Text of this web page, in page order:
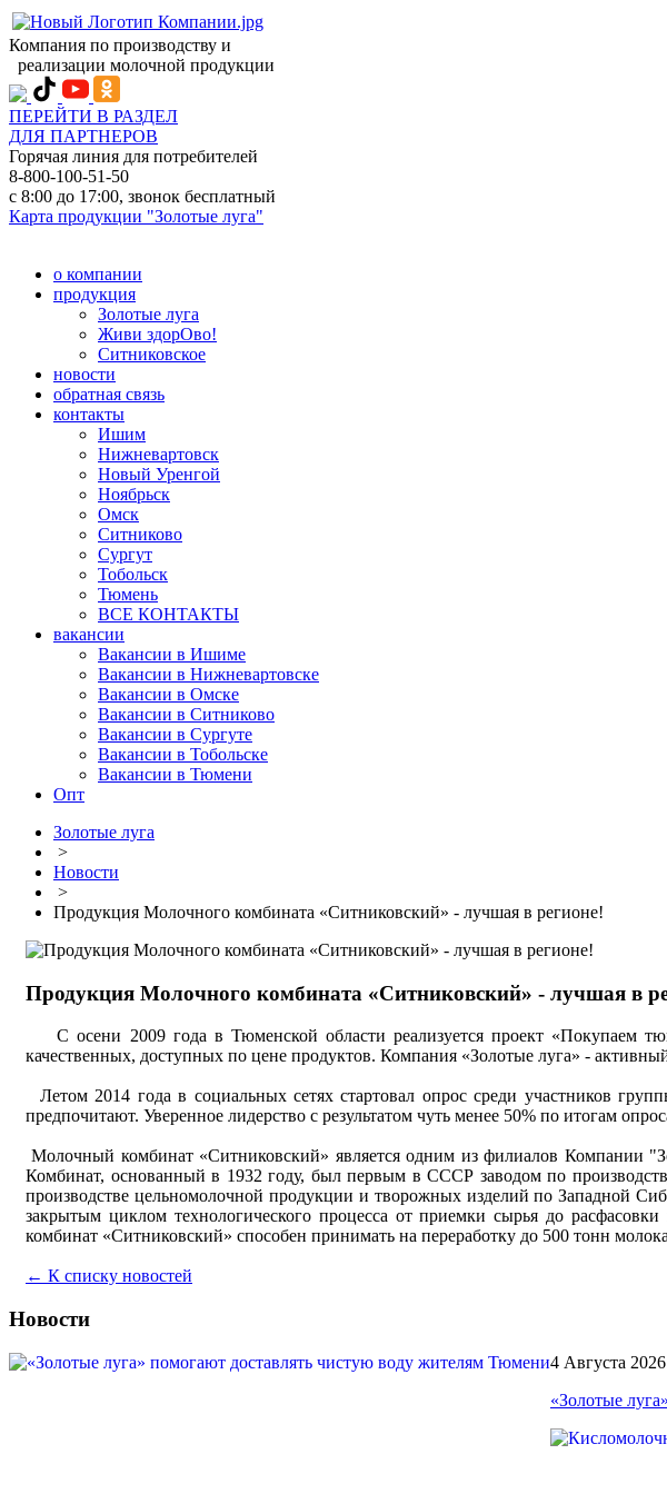
Компания по производству и
реализации молочной продукции
ПЕРЕЙТИ В РАЗДЕЛ
ДЛЯ ПАРТНЕРОВ
Горячая линия для потребителей
8-800-100-51-50
с 8:00 до 17:00, звонок бесплатный
Карта продукции "Золотые луга"
о компании
продукция
Золотые луга
Живи здорОво!
Ситниковское
новости
обратная связь
контакты
Ишим
Нижневартовск
Новый Уренгой
Ноябрьск
Омск
Ситниково
Сургут
Тобольск
Тюмень
ВСЕ КОНТАКТЫ
вакансии
Вакансии в Ишиме
Вакансии в Нижневартовске
Вакансии в Омске
Вакансии в Ситниково
Вакансии в Сургуте
Вакансии в Тобольске
Вакансии в Тюмени
Опт
Золотые луга
>
Новости
>
Продукция Молочного комбината «Ситниковский» - лучшая в регионе!
Продукция Молочного комбината «Ситниковский» - лучшая в
С осени 2009 года в Тюменской области реализуется проект «Покупаем
качественных, доступных по цене продуктов. Компания «Золотые луга» -
Летом 2014 года в социальных сетях стартовал опрос среди участников
предпочитают. Уверенное лидерство с результатом чуть менее 50% по итогам
Молочный комбинат «Ситниковский» является одним из филиалов Компании
Комбинат, основанный в 1932 году, был первым в СССР заводом по
производстве цельномолочной продукции и творожных изделий по Западной
закрытым циклом технологического процесса от приемки сырья до
комбинат «Ситниковский» способен принимать на переработку до 500 тонн
← К списку новостей
Новости
4 Августа 2026
«Золотые